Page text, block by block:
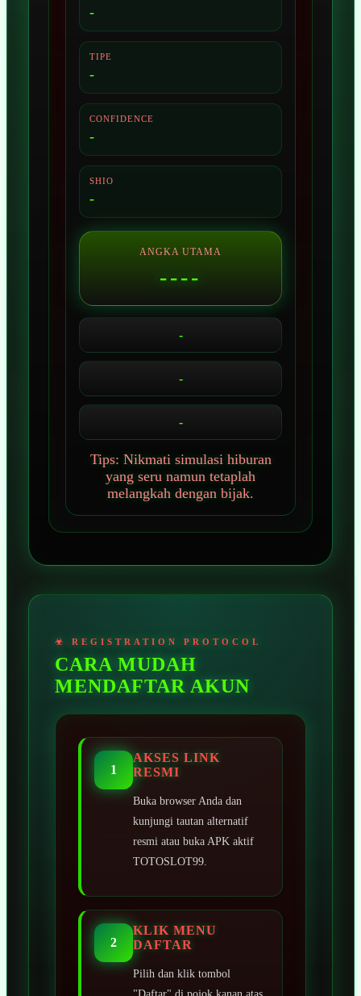
-
TIPE
-
CONFIDENCE
-
SHIO
-
ANGKA UTAMA
----
-
-
-
Tips: Nikmati simulasi hiburan
yang seru namun tetaplah
melangkah dengan bijak.
CARA MUDAH
MENDAFTAR AKUN
1
AKSES LINK
RESMI
Buka browser Anda dan
kunjungi tautan alternatif
resmi atau buka APK aktif
TOTOSLOT99.
2
KLIK MENU
DAFTAR
Pilih dan klik tombol